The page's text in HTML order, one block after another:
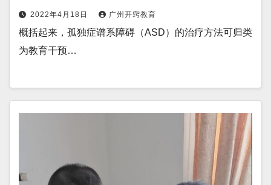
2022年4月18日 广州开窍教育
概括起来，孤独症谱系障碍（ASD）的治疗方法可归类
为教育干预…